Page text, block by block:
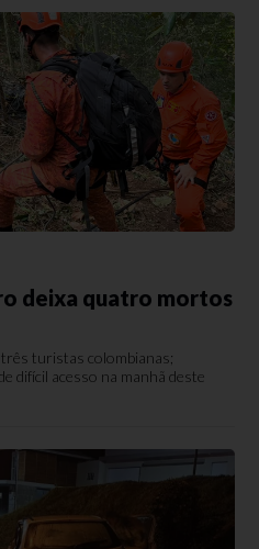
deixa quatro mortos
turistas colombianas;
difícil acesso na manhã deste